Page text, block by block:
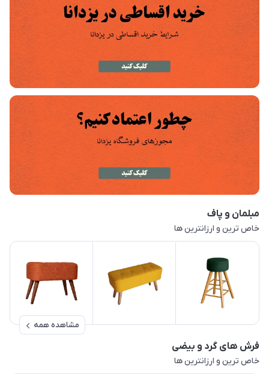
مبلمان و پاف
خاص ترین و ارزانترین ها
مشاهده همه
فرش های گرد و بیضی
خاص ترین و ارزانترین ها